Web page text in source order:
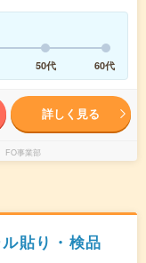
50代 60代
詳しく見る
FO事業部
貼り・検品